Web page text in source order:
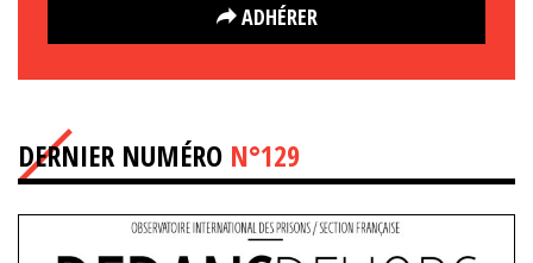
ADHÉRER
DERNIER NUMÉRO N°129